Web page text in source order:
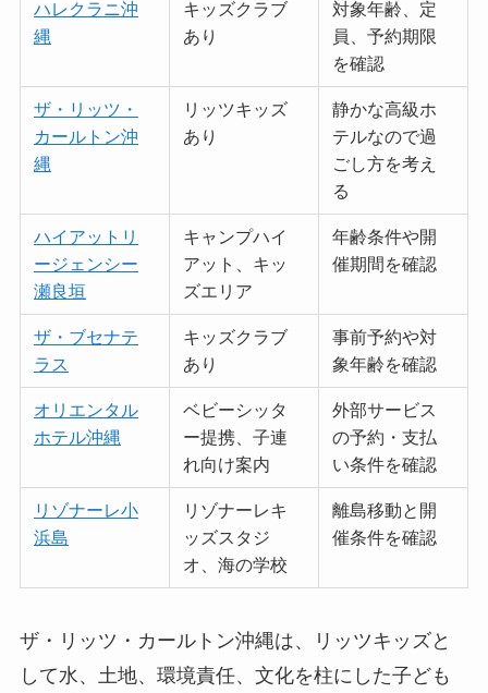
ハレクラニ沖
縄
キッズクラブ
あり
対象年齢、定
員、予約期限
を確認
ザ・リッツ・
カールトン沖
縄
リッツキッズ
あり
静かな高級ホ
テルなので過
ごし方を考え
る
ハイアットリ
ージェンシー
瀬良垣
キャンプハイ
アット、キッ
ズエリア
年齢条件や開
催期間を確認
ザ・ブセナテ
ラス
キッズクラブ
あり
事前予約や対
象年齢を確認
オリエンタル
ホテル沖縄
ベビーシッタ
ー提携、子連
れ向け案内
外部サービス
の予約・支払
い条件を確認
リゾナーレ小
浜島
リゾナーレキ
ッズスタジ
オ、海の学校
離島移動と開
催条件を確認
ザ・リッツ・カールトン沖縄は、リッツキッズと
して水、土地、環境責任、文化を柱にした子ども